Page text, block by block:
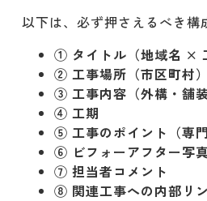
要コンテンツであり
以下は、必ず押さえるべき構
① タイトル（地域名 ×
② 工事場所（市区町村）
③ 工事内容（外構・舗装
④ 工期
⑤ 工事のポイント（専
⑥ ビフォーアフター写
⑦ 担当者コメント
⑧ 関連工事への内部リ